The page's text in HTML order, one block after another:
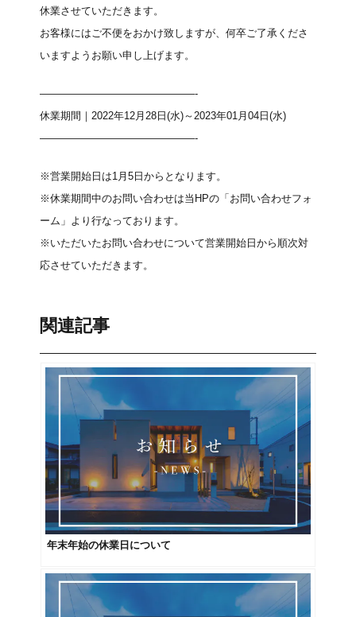
休業させていただきます。
お客様にはご不便をおかけ致しますが、何卒ご了承くださ
いますようお願い申し上げます。
———————————————-
休業期間｜2022年12月28日(水)～2023年01月04日(水)
———————————————-
※営業開始日は1月5日からとなります。
※休業期間中のお問い合わせは当HPの 「お問い合わせフォ
ーム」 より行なっております。
※いただいたお問い合わせについて営業開始日から順次対
応させていただきます。
関連記事
年末年始の休業日について